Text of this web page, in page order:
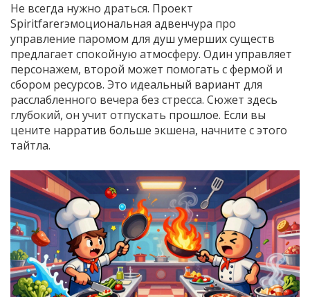
Не всегда нужно драться. Проект
Spiritfarerэмоциональная адвенчура про
управление паромом для душ умерших существ
предлагает спокойную атмосферу. Один управляет
персонажем, второй может помогать с фермой и
сбором ресурсов. Это идеальный вариант для
расслабленного вечера без стресса. Сюжет здесь
глубокий, он учит отпускать прошлое. Если вы
цените нарратив больше экшена, начните с этого
тайтла.